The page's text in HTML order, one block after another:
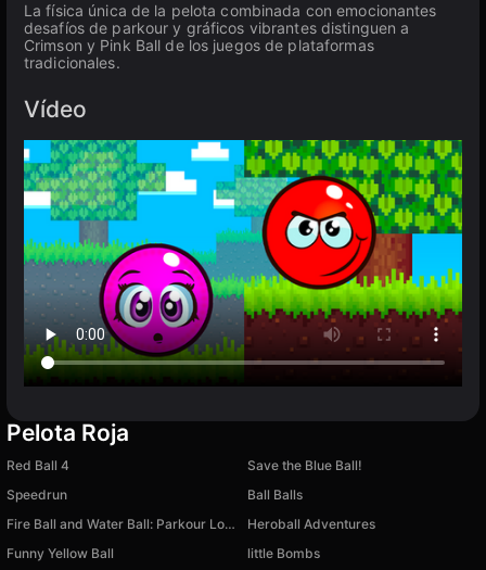
La física única de la pelota combinada con emocionantes
desafíos de parkour y gráficos vibrantes distinguen a
Crimson y Pink Ball de los juegos de plataformas
tradicionales.
Vídeo
Pelota Roja
Red Ball 4
Save the Blue Ball!
Speedrun
Ball Balls
Fire Ball and Water Ball: Parkour Love Balls
Heroball Adventures
Funny Yellow Ball
little Bombs